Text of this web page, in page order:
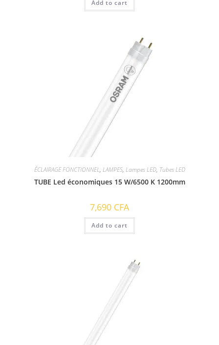
Add to cart
ÉCLAIRAGE FONCTIONNEL, LAMPES, Lampes LED, Tubes LED
TUBE Led économiques 15 W/6500 K 1200mm
7,690 CFA
Add to cart